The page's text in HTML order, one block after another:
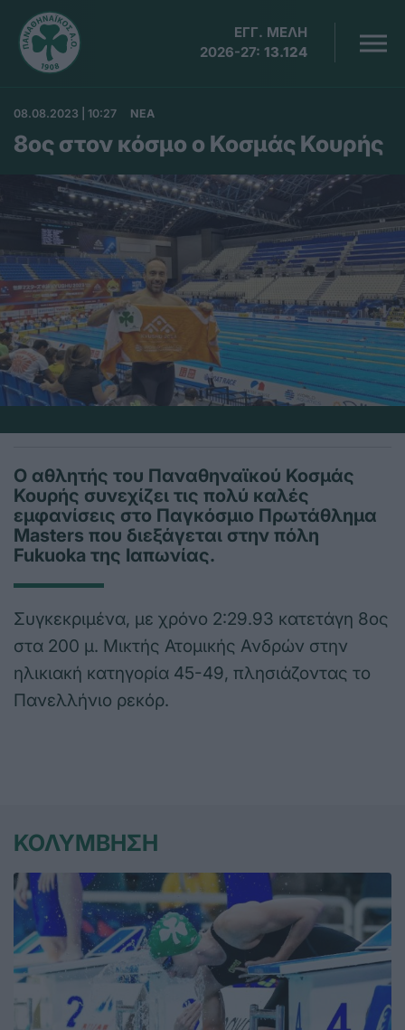
ΕΓΓ. ΜΕΛΗ
2026-27: 13.124
08.08.2023 | 10:27 ΝΕΑ
8ος στον κόσμο ο Κοσμάς Κουρής
Ο αθλητής του Παναθηναϊκού Κοσμάς
Κουρής συνεχίζει τις πολύ καλές
εμφανίσεις στο Παγκόσμιο Πρωτάθλημα
Masters που διεξάγεται στην πόλη
Fukuoka της Ιαπωνίας.
Συγκεκριμένα, με χρόνο 2:29.93 κατετάγη 8ος
στα 200 μ. Μικτής Ατομικής Ανδρών στην
ηλικιακή κατηγορία 45-49, πλησιάζοντας το
Πανελλήνιο ρεκόρ.
ΚΟΛΥΜΒΗΣΗ